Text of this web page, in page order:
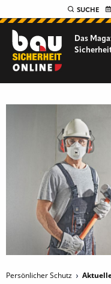
SUCHE
Das
Persönlicher Schutz